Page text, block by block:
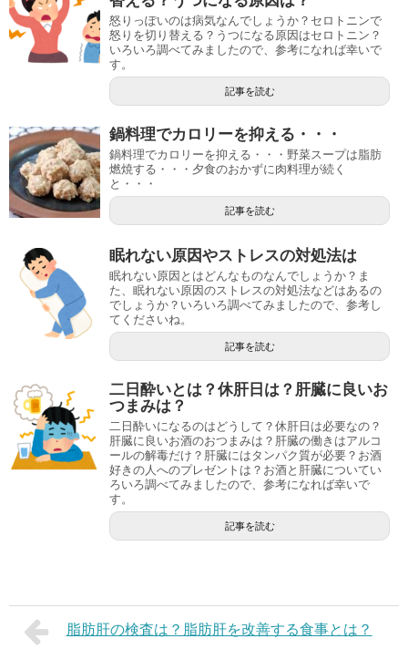
怒りっぽいのは病気なんでしょうか？セロトニンで
怒りを切り替える？うつになる原因はセロトニン？
いろいろ調べてみましたので、参考になれば幸いで
す。
記事を読む
鍋料理でカロリーを抑える・・・
鍋料理でカロリーを抑える・・・野菜スープは脂肪
燃焼する・・・夕食のおかずに肉料理が続く
と・・・
記事を読む
眠れない原因やストレスの対処法は
眠れない原因とはどんなものなんでしょうか？ま
た、眠れない原因のストレスの対処法などはあるの
でしょうか？いろいろ調べてみましたので、参考し
てくださいね。
記事を読む
二日酔いとは？休肝日は？肝臓に良いお
つまみは？
二日酔いになるのはどうして？休肝日は必要なの？
肝臓に良いお酒のおつまみは？肝臓の働きはアルコ
ールの解毒だけ？肝臓にはタンパク質が必要？お酒
好きの人へのプレゼントは？お酒と肝臓についてい
ろいろ調べてみましたので、参考になれば幸いで
す。
記事を読む
脂肪肝の検査は？脂肪肝を改善する食事とは？